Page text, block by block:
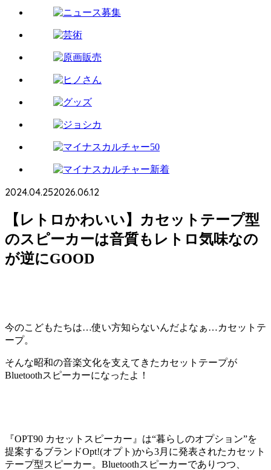
2024.04.252026.06.12
【レトロかわいい】カセットテープ型
のスピーカーは音質もレトロ気味なの
が逆にGOOD
今のこどもたちは…使い方知らないんだよなぁ…カセットテ
ープ。
そんな昭和の音楽文化を支えてきたカセットテープが
Bluetoothスピーカーになったよ！
『OPT90 カセットスピーカー』は“暮らしのオプション”を
提案するブランドOpt!(オプト)から3月に発表されたカセット
テープ型スピーカー。Bluetoothスピーカーでありつつ、